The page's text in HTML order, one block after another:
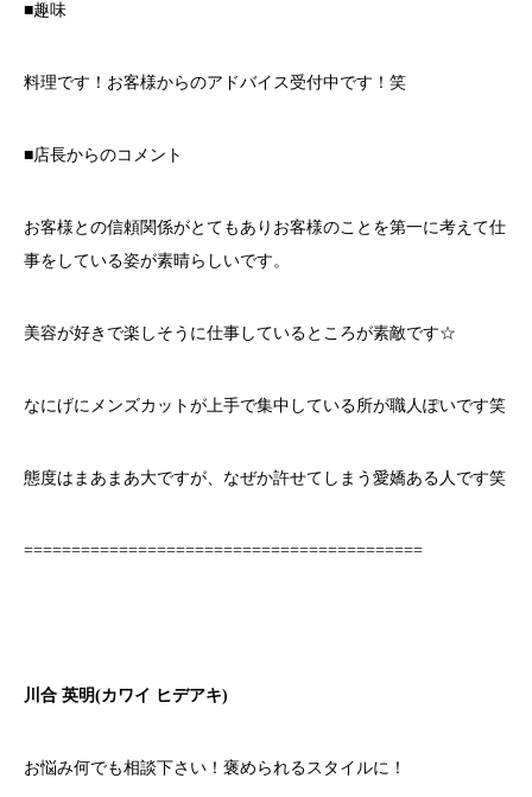
■趣味
料理です！お客様からのアドバイス受付中です！笑
■店長からのコメント
お客様との信頼関係がとてもありお客様のことを第一に考えて仕
事をしている姿が素晴らしいです。
美容が好きで楽しそうに仕事しているところが素敵です☆
なにげにメンズカットが上手で集中している所が職人ぽいです笑
態度はまあまあ大ですが、なぜか許せてしまう愛嬌ある人です笑
==========================================
川合 英明(カワイ ヒデアキ)
お悩み何でも相談下さい！褒められるスタイルに！